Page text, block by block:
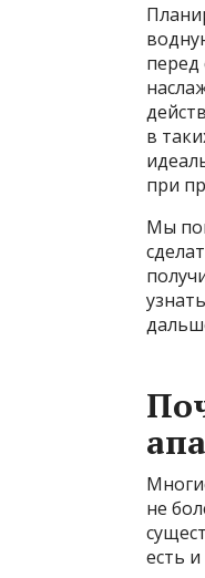
перед
в
при
Мы
не
есть